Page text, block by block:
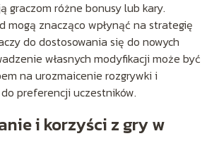
graczom różne bonusy lub kary.
mogą znacząco wpłynąć na strategię
do dostosowania się do nowych
własnych modyfikacji może być
na urozmaicenie rozgrywki i
preferencji uczestników.
i korzyści z gry w